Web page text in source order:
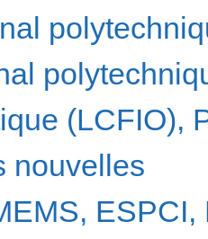
(LCFIO),
nouvelles
ESPCI,